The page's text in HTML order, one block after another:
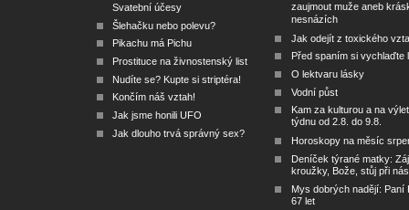
Svatební účesy
Šlehačku nebo polevu?
Pikachu má Pichu
Prostituce na živnostenský list
Nudíte se? Kupte si striptéra!
Končím náš vztah!
Jak jsme honili UFO
Jak dlouho trvá správný sex?
zaujmout muže aneb
nesnázích
Jak odejít z toxického
Před spaním si vychlaďte
O lektvaru lásky
Vodní půst
Kam za kulturou a na
týdnu od 2.8. do 9.8.
Horoskopy na měsíc
Deníček týrané matky:
kroužky, Bože, stůj při nás
Mys dobrých nadějí: Paní
67 let